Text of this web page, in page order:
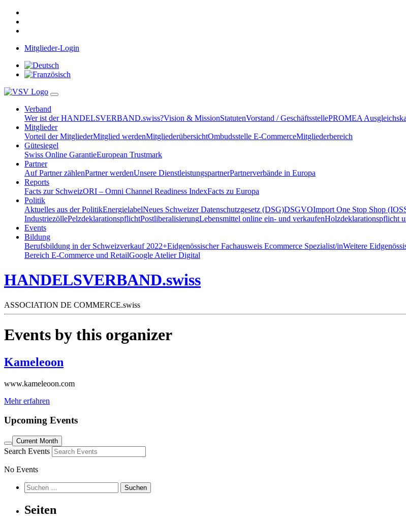
Mitglieder-Login
Verband
Wer ist der HANDELSVERBAND.swiss?Vision & MissionStatutenVorstand / GeschäftsstellePROMEA
Mitglieder
Vorteil der MitgliederMitglied werdenMitgliederübersichtOmbudsstelle E-CommerceMitgliederbereich
Gütesiegel
Swiss Online GarantieEuropean Trustmark
Partner
Auf Partner zählenPartner werdenUnsere DienstleistungspartnerPartnerverbände in Europa
Reports
Facts zur SchweizORI – Omni Channel Readiness IndexFacts zu Europa
Politik
Aktuelles aus der PolitikEnergielabelNeues Schweizer Datenschutzgesetz (DSG)DSGVOImport One Stop Shop
IndustriezöllePelzdeklarationspflichtPostliberalisierungLebensmittel online ein- und verkaufenHolzdeklarationspflicht
Events
Bildung
Berufsbildung in der Schweizverkauf 2022+Eidgenössischer Fachausweis Ecommerce Spezialist/inWeitere
Bereich E-Commerce und RetailGoogle Atelier Digital
HANDELSVERBAND.swiss
ASSOCIATION DE COMMERCE.swiss
Events by this organizer
Kameleoon
www.kameleoon.com
Mehr erfahren
Upcoming Events
Current Month
Search Events
No Events
Suchen
nach:
Seiten